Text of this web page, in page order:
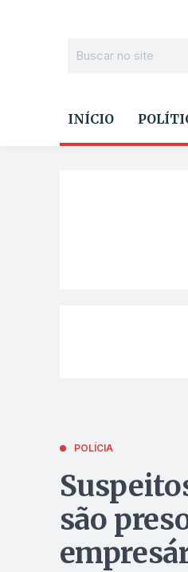
INÍCIO
POLÍCIA
são